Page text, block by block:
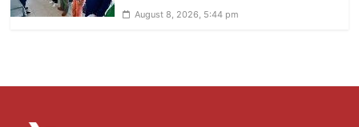
August 8, 2026, 5:44 pm